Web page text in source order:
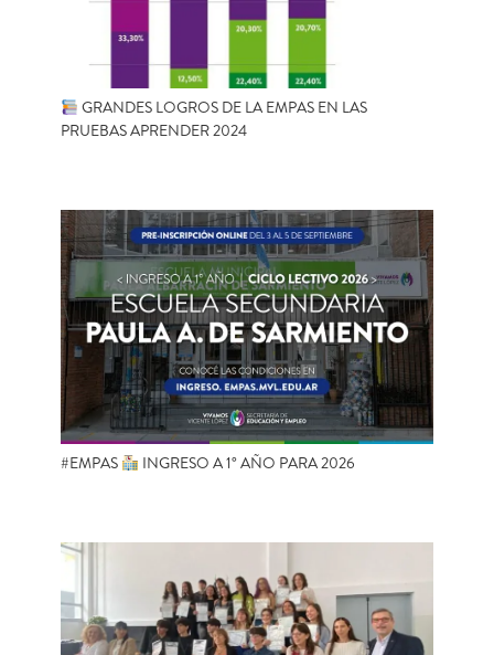
GRANDES LOGROS DE LA EMPAS EN LAS
PRUEBAS APRENDER 2024
#EMPAS INGRESO A 1° AÑO PARA 2026